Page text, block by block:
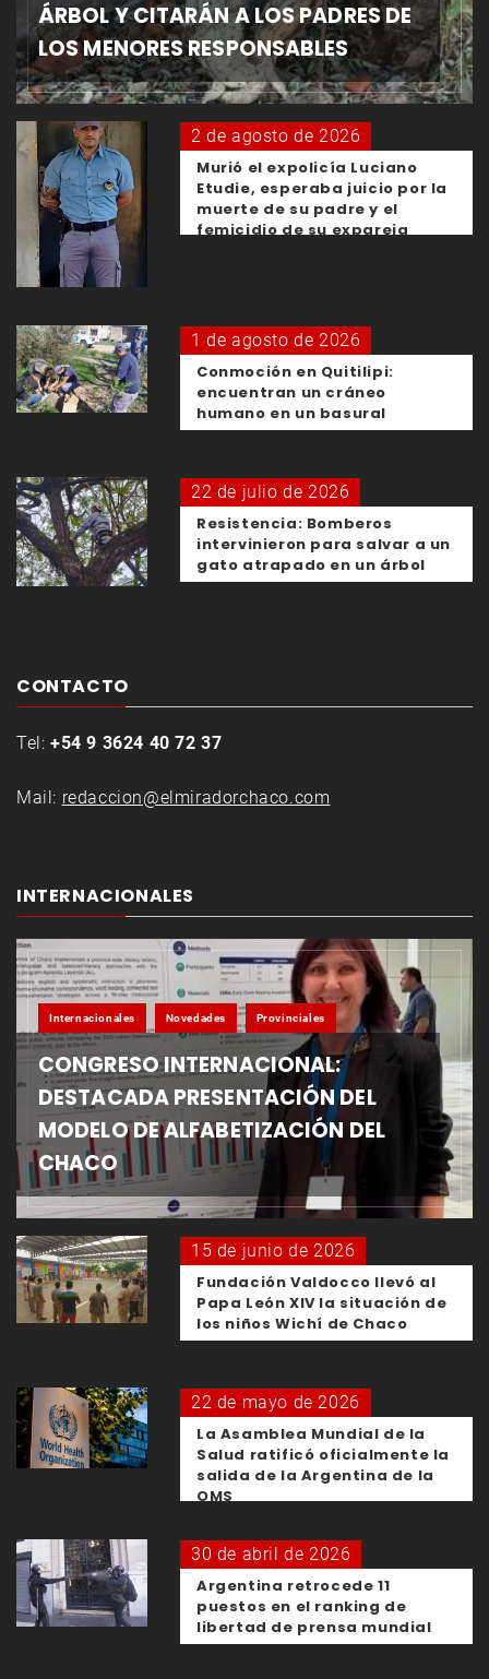
ÁRBOL Y CITARÁN A LOS PADRES DE
LOS MENORES RESPONSABLES
2 de agosto de 2026
Murió el expolicía Luciano
Etudie, esperaba juicio por la
muerte de su padre y el
femicidio de su expareja
1 de agosto de 2026
Conmoción en Quitilipi:
encuentran un cráneo
humano en un basural
22 de julio de 2026
Resistencia: Bomberos
intervinieron para salvar a un
gato atrapado en un árbol
CONTACTO
Tel: +54 9 3624 40 72 37
Mail: redaccion@elmiradorchaco.com
INTERNACIONALES
Internacionales Novedades Provinciales
CONGRESO INTERNACIONAL:
DESTACADA PRESENTACIÓN DEL
MODELO DE ALFABETIZACIÓN DEL
CHACO
15 de junio de 2026
Fundación Valdocco llevó al
Papa León XIV la situación de
los niños Wichí de Chaco
22 de mayo de 2026
La Asamblea Mundial de la
Salud ratificó oficialmente la
salida de la Argentina de la
OMS
30 de abril de 2026
Argentina retrocede 11
puestos en el ranking de
libertad de prensa mundial